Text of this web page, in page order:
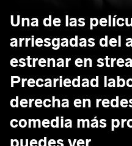
Una de las
arriesgadas del
estrenar en
Precariedad
derecha en
comedia más